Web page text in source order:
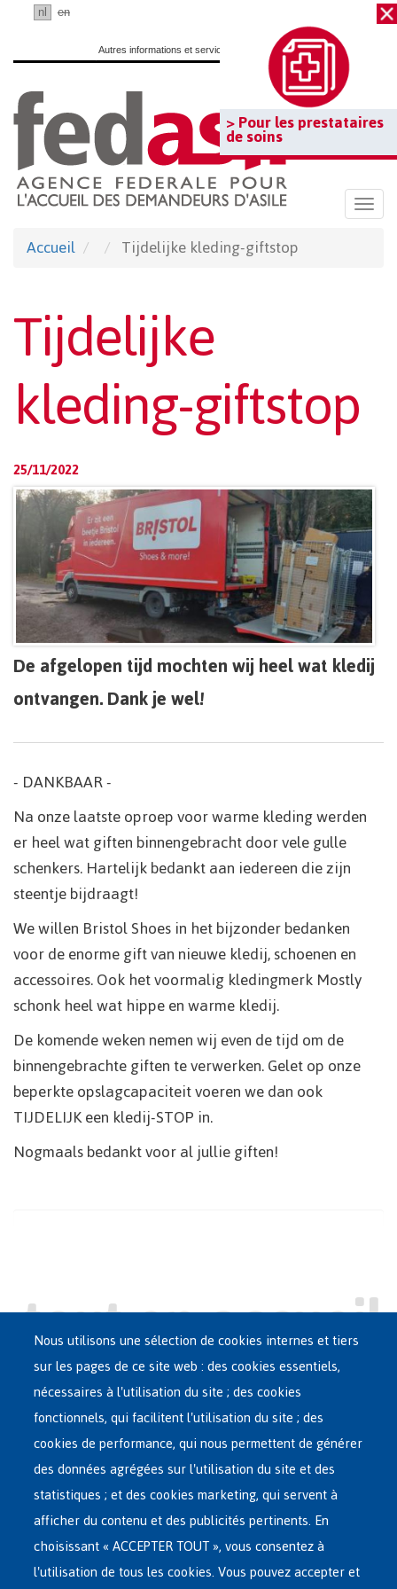
Passer
contenu
principal
> Pour les prestataires
de soins
nl en
Autres informations et services officiels :www.belgium.be
Accueil Tijdelijke kleding-giftstop
Tijdelijke
kleding-giftstop
25/11/2022
De afgelopen tijd mochten wij heel wat kledij
ontvangen. Dank je wel!
- DANKBAAR -
Na onze laatste oproep voor warme kleding werden
er heel wat giften binnengebracht door vele gulle
schenkers. Hartelijk bedankt aan iedereen die zijn
steentje bijdraagt!
We willen Bristol Shoes in het bijzonder bedanken
voor de enorme gift van nieuwe kledij, schoenen en
accessoires. Ook het voormalig kledingmerk Mostly
schonk heel wat hippe en warme kledij.
De komende weken nemen wij even de tijd om de
binnengebrachte giften te verwerken. Gelet op onze
beperkte opslagcapaciteit voeren we dan ook
TIJDELIJK een kledij-STOP in.
Nogmaals bedankt voor al jullie giften!
Main
French
Menu
ASILE EN BELGIQUE
RÉSEAU D'ACCUEIL
RETOUR VOLONTAIRE
INTERNATIONAL
Nous utilisons une sélection de cookies internes et tiers
sur les pages de ce site web : des cookies essentiels,
nécessaires à l'utilisation du site ; des cookies
fonctionnels, qui facilitent l'utilisation du site ; des
cookies de performance, qui nous permettent de générer
des données agrégées sur l'utilisation du site et des
statistiques ; et des cookies marketing, qui servent à
afficher du contenu et des publicités pertinents. En
choisissant « ACCEPTER TOUT », vous consentez à
l'utilisation de tous les cookies. Vous pouvez accepter et